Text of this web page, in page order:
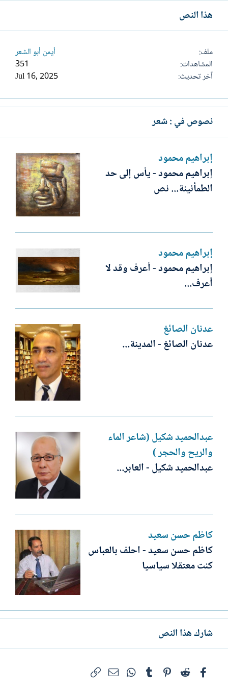
هذا النص
ملف
أيمن أبو الشعر
المشاهدات
351
آخر تحديث
Jul 16, 2025
نصوص في : شعر
إبراهيم محمود
إبراهيم محمود - يأس إلى حد
الطمأنينة... نص
إبراهيم محمود
إبراهيم محمود - أعرف وقد لا
أعرف...
عدنان الصائغ
عدنان الصائغ - المدينة...
عبدالحميد شكيل (شاعر الماء
والريح والحجر )
عبدالحميد شكيل - العابر...
كاظم حسن سعيد
كاظم حسن سعيد - احلف بالعباس
كنت معتقلا سياسيا‏
شارك هذا النص
فيسبوكReddit
Pinterest
Tumblr
WhatsAppالبريد الإلكتروني